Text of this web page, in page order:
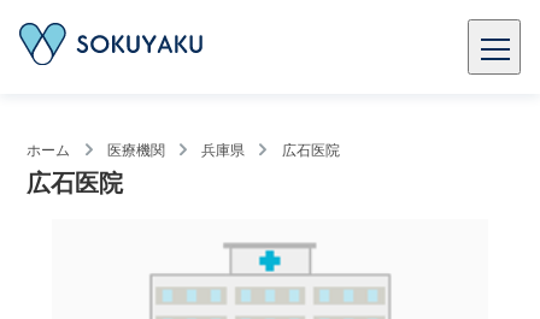
ホーム 医療機関 兵庫県 広石医院
広石医院